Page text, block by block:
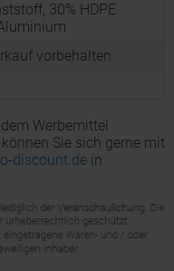
30% HDPE
vorbehalten
Werbemittel
Sie sich gerne mit
discount.de in